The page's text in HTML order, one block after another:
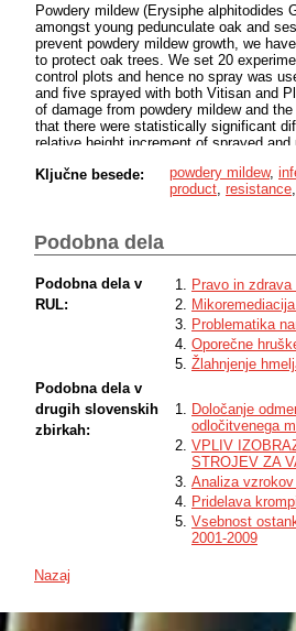
Powdery mildew (Erysiphe alphitodides
amongst young pedunculate oak and
prevent powdery mildew growth, we
to protect oak trees. We set 20
control plots and hence no spray was
and five sprayed with both Vitisan and
of damage from powdery mildew and
that there were statistically significant
relative height increment of sprayed
successful combination.
Ključne besede: powdery mildew,
product resistance
Podobna dela
Podobna dela v
RUL:
Pravo in zdrava
Problematika
Oporečne
Žlahnjenje
Podobna dela v
drugih slovenskih
zbirkah:
Določanje
odločitvenega
VPLIV
STROJEV ZA
Analiza
Pridelava
Vsebnost
2001-2009
Nazaj